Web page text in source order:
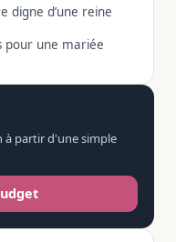
digne d’une reine
pour une mariée
partir d'une simple